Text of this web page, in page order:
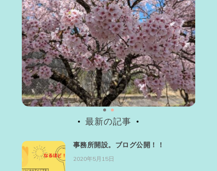
最新の記事
事務所開設。ブログ公開！！
2020年5月15日